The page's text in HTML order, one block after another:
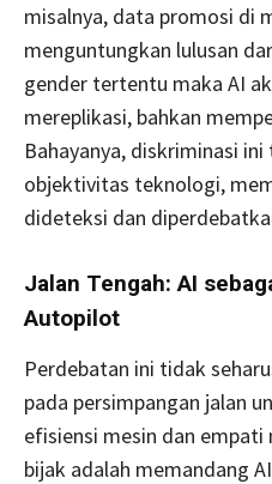
misalnya, data promosi di
menguntungkan lulusan
gender tertentu maka AI
mereplikasi, bahkan
Bahayanya, diskriminasi
objektivitas teknologi,
dideteksi dan
Jalan Tengah: AI
Autopilot
Perdebatan ini tidak
pada persimpangan jalan
efisiensi mesin dan empati
bijak adalah memandang